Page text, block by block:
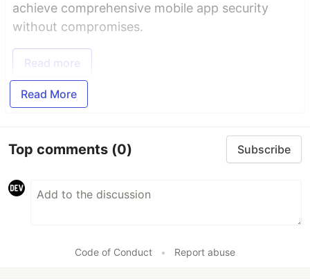
achieve comprehensive mobile app security
without compromises.
Read more
Read More
Top comments (0) Subscribe
Code of Conduct • Report abuse